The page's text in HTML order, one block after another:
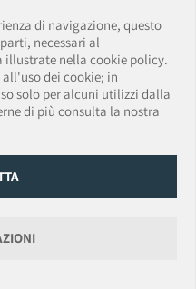
POLICY
• Data iscrizione Registro
ISVAP n. 2595 del
Inc. (AFSI).
di navigazione, questo
necessari al
nella cookie policy.
all'uso dei cookie; in
solo per alcuni utilizzi dalla
di più consulta la nostra